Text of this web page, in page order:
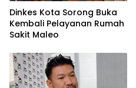
Dinkes Kota Sorong Buka
Kembali Pelayanan Rumah
Sakit Maleo